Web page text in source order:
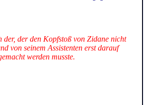
der, der den Kopfstoß von Zidane nicht
von seinem Assistenten erst darauf
werden musste.